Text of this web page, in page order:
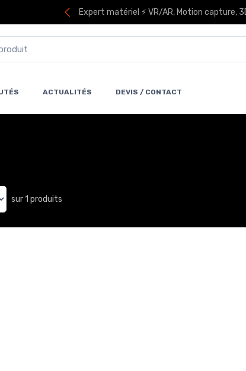
Expert matériel ⚡ VR/AR, Motion capture,
ACTUALITÉS DEVIS / CONTACT
sur 1 produits